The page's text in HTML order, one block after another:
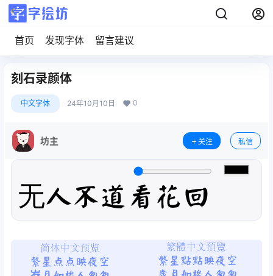
首页 发现字体 留言建议
刻石录颜体
中文字体 24年10月10日 0
坊主 关注 私信
无人不道看花回